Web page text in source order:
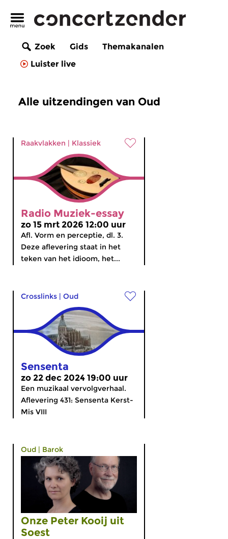
Zoek Gids
Themakanalen
Luister live
Alle uitzendingen van Oud
Raakvlakken | Klassiek
Radio Muziek-essay
zo 15 mrt 2026 12:00 uur
Afl. Vorm en perceptie, dl. 3.
Deze aflevering staat in het
teken van het idioom, het...
Crosslinks | Oud
Sensenta
zo 22 dec 2024 19:00 uur
Een muzikaal vervolgverhaal.
Aflevering 431: Sensenta Kerst-
Mis VIII
Oud | Barok
Onze Peter Kooij uit
Soest